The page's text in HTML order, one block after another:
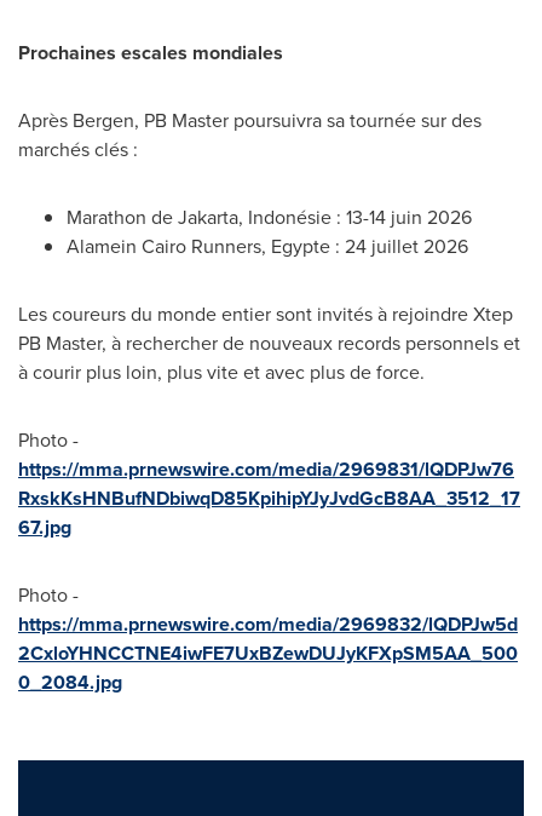
Prochaines escales mondiales
Après Bergen, PB Master poursuivra sa tournée sur des
marchés clés :
Marathon de Jakarta, Indonésie : 13-14 juin 2026
Alamein Cairo Runners, Egypte : 24 juillet 2026
Les coureurs du monde entier sont invités à rejoindre Xtep
PB Master, à rechercher de nouveaux records personnels et
à courir plus loin, plus vite et avec plus de force.
Photo -
https://mma.prnewswire.com/media/2969831/lQDPJw76
RxskKsHNBufNDbiwqD85KpihipYJyJvdGcB8AA_3512_17
67.jpg
Photo -
https://mma.prnewswire.com/media/2969832/lQDPJw5d
2CxloYHNCCTNE4iwFE7UxBZewDUJyKFXpSM5AA_500
0_2084.jpg